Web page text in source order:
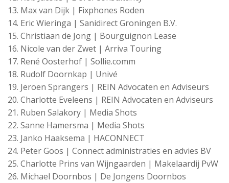
Max van Dijk | Fixphones Roden
Eric Wieringa | Sanidirect Groningen B.V.
Christiaan de Jong | Bourguignon Lease
Nicole van der Zwet | Arriva Touring
René Oosterhof | Sollie.comm
Rudolf Doornkap | Univé
Jeroen Sprangers | REIN Advocaten en Adviseurs
Charlotte Eveleens | REIN Advocaten en Adviseurs
Ruben Salakory | Media Shots
Sanne Hamersma | Media Shots
Janko Haaksema | HACONNECT
Peter Goos | Connect administraties en advies BV
Charlotte Prins van Wijngaarden | Makelaardij PvW
Michael Doornbos | De Jongens Doornbos